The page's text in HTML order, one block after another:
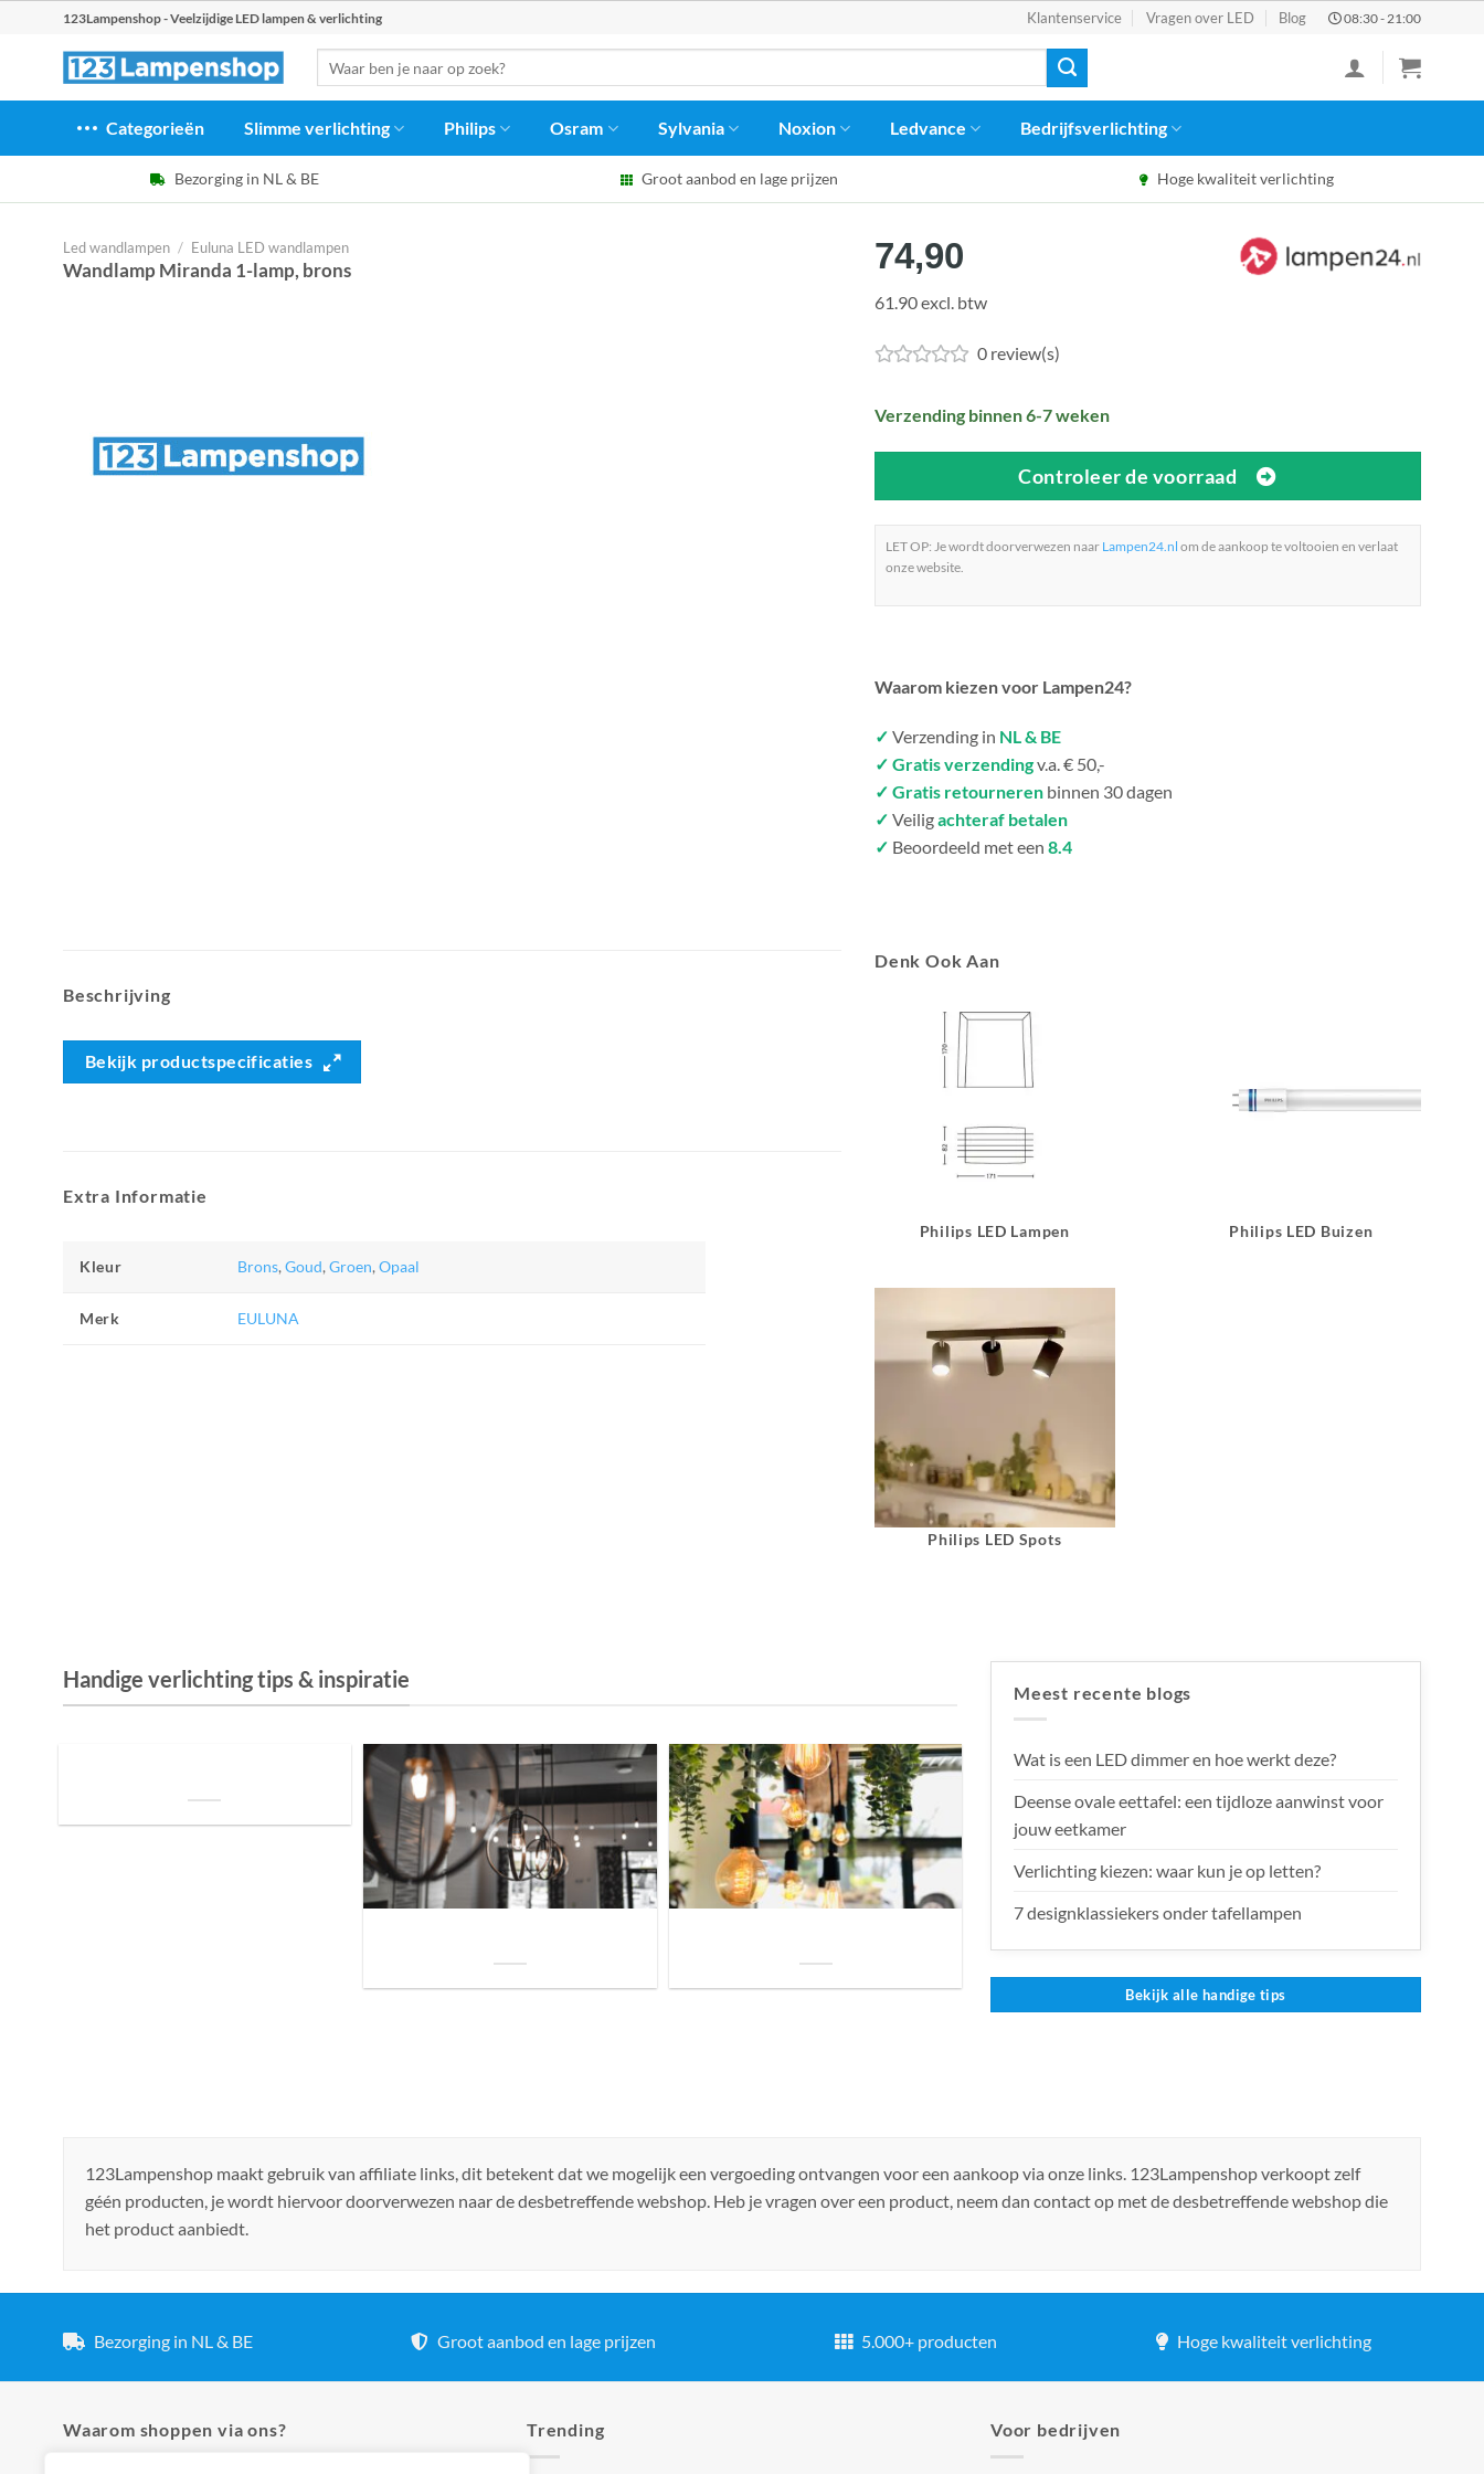
123Lampenshop - Veelzijdige LED lampen & verlichting Klantenservice Vragen over LED Blog 08:30 - 21:00
naar:
Categorieën Slimme verlichting Philips Osram Sylvania Noxion Ledvance Bedrijfsverlichting
Bezorging in NL & BE Groot aanbod en lage prijzen Hoge kwaliteit verlichting
Led wandlampen / Euluna LED wandlampen
Wandlamp Miranda 1-lamp, brons 74,90
61.90 excl. btw
0 review(s)
Verzending binnen 6-7 weken
Controleer de voorraad
LET OP: Je wordt doorverwezen naar Lampen24.nl om de aankoop te voltooien en verlaat
onze website.
Waarom kiezen voor Lampen24?
✓ Verzending in NL & BE
✓ Gratis verzendingv.a. € 50,-
✓ Gratis retourneren binnen 30 dagen
✓ Veiligachteraf betalen
✓ Beoordeeld met een 8.4
Beschrijving
Bekijk productspecificaties
Extra Informatie
Kleur Brons,Goud,Groen,Opaal
Merk EULUNA
Denk Ook Aan
Philips LED Lampen Philips LED Buizen
Philips LED Spots
Handige verlichting tips & inspiratie
Meest recente blogs
Wat is een LED dimmer en hoe werkt deze?
Deense ovale eettafel: een tijdloze aanwinst voor
jouw eetkamer
Verlichting kiezen: waar kun je op letten?
7 designklassiekers onder tafellampen
Bekijk alle handige tips
123Lampenshop maakt gebruik van affiliate links, dit betekent dat we mogelijk een vergoeding ontvangen voor een aankoop via onze links. 123Lampenshop verkoopt zelf
géén producten, je wordt hiervoor doorverwezen naar de desbetreffende webshop. Heb je vragen over een product, neem dan contact op met de desbetreffende webshop die
het product aanbiedt.
Bezorging in NL & BE Groot aanbod en lage prijzen 5.000+ producten Hoge kwaliteit verlichting
Waarom shoppen via ons? Trending Voor bedrijven